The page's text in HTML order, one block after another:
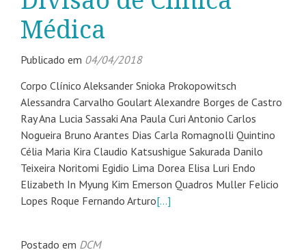
Médica
Publicado em 04/04/2018
Corpo Clínico Aleksander Snioka Prokopowitsch
Alessandra Carvalho Goulart Alexandre Borges de Castro
Ray Ana Lucia Sassaki Ana Paula Curi Antonio Carlos
Nogueira Bruno Arantes Dias Carla Romagnolli Quintino
Célia Maria Kira Claudio Katsushigue Sakurada Danilo
Teixeira Noritomi Egidio Lima Dorea Elisa Luri Endo
Elizabeth In Myung Kim Emerson Quadros Muller Felicio
Lopes Roque Fernando Arturo[…]
Postado em DCM